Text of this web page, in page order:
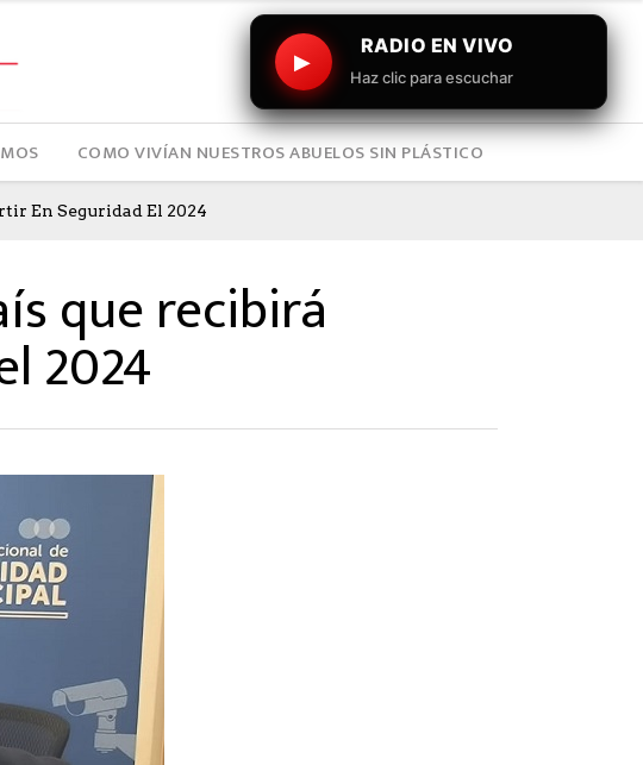
▶
RADIO EN VIVO
Haz clic para escuchar
COMO VIVÍAN NUESTROS ABUELOS SIN PLÁSTICO
En Seguridad El 2024
que recibirá
2024